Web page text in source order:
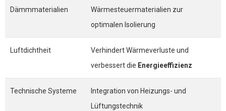
Dämmmaterialien
Wärmesteuermaterialien zur
optimalen Isolierung
Luftdichtheit
Verhindert Wärmeverluste und
verbessert die Energieeffizienz
Technische Systeme
Integration von Heizungs- und
Lüftungstechnik